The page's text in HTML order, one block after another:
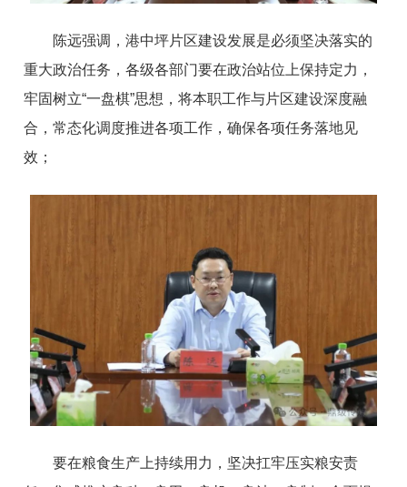
陈远强调，港中坪片区建设发展是必须坚决落实的
重大政治任务，各级各部门要在政治站位上保持定力，
牢固树立“一盘棋”思想，将本职工作与片区建设深度融
合，常态化调度推进各项工作，确保各项任务落地见
效；
要在粮食生产上持续用力，坚决扛牢压实粮安责